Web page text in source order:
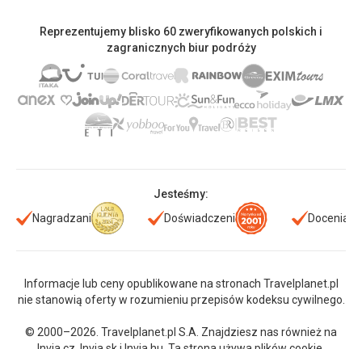
Reprezentujemy blisko 60 zweryfikowanych polskich i
zagranicznych biur podróży
Jesteśmy:
Nagradzani
Doświadczeni Doceniani
Informacje lub ceny opublikowane na stronach Travelplanet.pl
nie stanowią oferty w rozumieniu przepisów kodeksu cywilnego.
© 2000–2026. Travelplanet.pl S.A. Znajdziesz nas również na